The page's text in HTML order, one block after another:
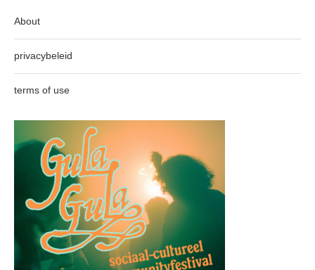
About
privacybeleid
terms of use